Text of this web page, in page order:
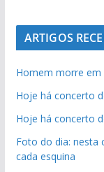
ARTIGOS
Homem morre
Hoje há concerto
Hoje há concerto
Foto do dia: nesta
cada esquina